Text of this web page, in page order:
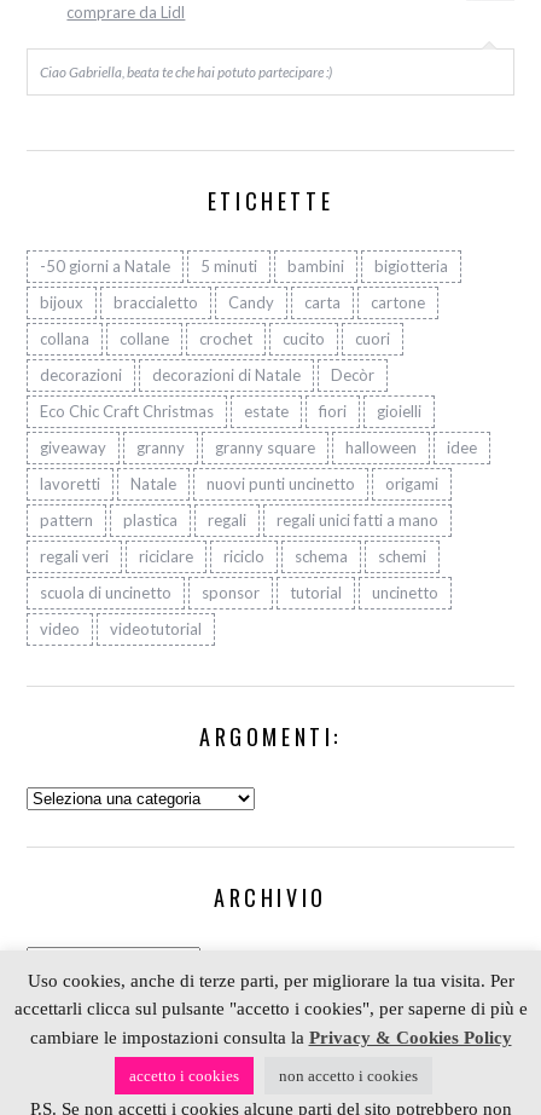
comprare da Lidl
Ciao Gabriella, beata te che hai potuto partecipare :)
ETICHETTE
-50 giorni a Natale 5 minuti bambini
bigiotteria
bijoux
braccialetto Candy carta
cartone
collana
collane crochet cucito
cuori
decorazioni
decorazioni di Natale
Decòr
Eco Chic Craft Christmas
estate fiori
gioielli
giveaway
granny granny square halloween
idee
lavoretti
Natale nuovi punti uncinetto
origami
pattern
plastica regali
regali unici fatti a mano
regali veri
riciclare riciclo schema
schemi
scuola di uncinetto
sponsor tutorial
uncinetto
video
videotutorial
ARGOMENTI:
Argomenti:
ARCHIVIO
Archivio
COPYRIGHT 2006-2023 ALESSIA SCRAP & CRAFT |
PARTNERDEPOSITPHOTOS| P. IVA 01574070098 |
Uso cookies, anche di terze parti, per migliorare la tua visita. Per
accettarli clicca sul pulsante "accetto i cookies", per saperne di più e
cambiare le impostazioni consulta la Privacy & Cookies Policy
accetto i cookies non accetto i cookies
P.S. Se non accetti i cookies alcune parti del sito potrebbero non